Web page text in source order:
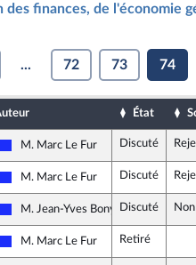
des finances, de l'économie
... 72 73 74
État
Les Républicains
M. Marc Le Fur Discuté
Les Républicains
M. Marc Le Fur Discuté
Les Républicains
M. Jean-Yves Bony Discuté
Les Républicains
M. Marc Le Fur Retiré